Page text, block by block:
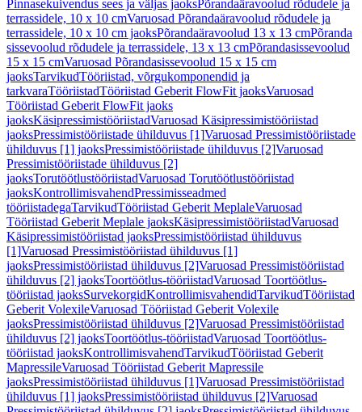
Pinnasekuivendus sees ja väljas jaoksPõrandaäravoolud rõdudele ja
terrassidele, 10 x 10 cmVaruosad Põrandaäravoolud rõdudele ja
terrassidele, 10 x 10 cm jaoksPõrandaäravoolud 13 x 13 cmPõranda
sissevoolud rõdudele ja terrassidele, 13 x 13 cmPõrandasissevoolud
15 x 15 cmVaruosad Põrandasissevoolud 15 x 15 cm
jaoksTarvikudTööriistad, võrgukomponendid ja
tarkvaraTööriistadTööriistad Geberit FlowFit jaoksVaruosad
Tööriistad Geberit FlowFit jaoks
jaoksKäsipressimistööriistadVaruosad Käsipressimistööriistad
jaoksPressimistööriistade ühilduvus [1]Varuosad Pressimistööriistade
ühilduvus [1] jaoksPressimistööriistade ühilduvus [2]Varuosad
Pressimistööriistade ühilduvus [2]
jaoksTorutöötlustööriistadVaruosad Torutöötlustööriistad
jaoksKontrollimisvahendPressimisseadmed
tööriistadegaTarvikudTööriistad Geberit MeplaleVaruosad
Tööriistad Geberit Meplale jaoksKäsipressimistööriistadVaruosad
Käsipressimistööriistad jaoksPressimistööriistad ühilduvus
[1]Varuosad Pressimistööriistad ühilduvus [1]
jaoksPressimistööriistad ühilduvus [2]Varuosad Pressimistööriistad
ühilduvus [2] jaoksToortöötlus-tööriistadVaruosad Toortöötlus-
tööriistad jaoksSurvekorgidKontrollimisvahendidTarvikudTööriistad
Geberit VolexileVaruosad Tööriistad Geberit Volexile
jaoksPressimistööriistad ühilduvus [2]Varuosad Pressimistööriistad
ühilduvus [2] jaoksToortöötlus-tööriistadVaruosad Toortöötlus-
tööriistad jaoksKontrollimisvahendTarvikudTööriistad Geberit
MapressileVaruosad Tööriistad Geberit Mapressile
jaoksPressimistööriistad ühilduvus [1]Varuosad Pressimistööriistad
ühilduvus [1] jaoksPressimistööriistad ühilduvus [2]Varuosad